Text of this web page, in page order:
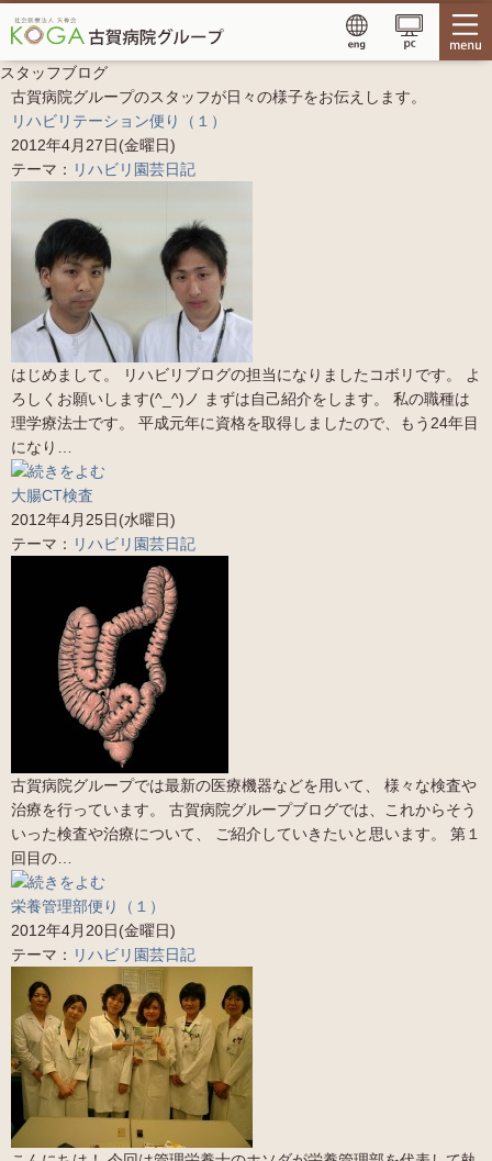
スタッフブログ
古賀病院グループのスタッフが日々の様子をお伝えします。
リハビリテーション便り（１）
2012年4月27日(金曜日)
テーマ： リハビリ園芸日記
はじめまして。 リハビリブログの担当になりましたコボリです。 よ
ろしくお願いします(^_^)ノ まずは自己紹介をします。 私の職種は
理学療法士です。 平成元年に資格を取得しましたので、もう24年目
になり…
大腸CT検査
2012年4月25日(水曜日)
テーマ： リハビリ園芸日記
古賀病院グループでは最新の医療機器などを用いて、 様々な検査や
治療を行っています。 古賀病院グループブログでは、これからそう
いった検査や治療について、 ご紹介していきたいと思います。 第１
回目の…
栄養管理部便り（１）
2012年4月20日(金曜日)
テーマ： リハビリ園芸日記